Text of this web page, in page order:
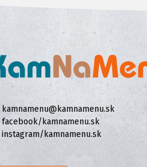
kamnamenu@kamnamenu.sk
facebook/kamnamenu.sk
instagram/kamnamenu.sk